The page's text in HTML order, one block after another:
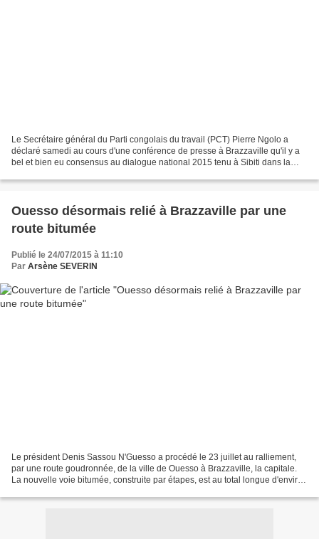
Le Secrétaire général du Parti congolais du travail (PCT) Pierre Ngolo a
déclaré samedi au cours d'une conférence de presse à Brazzaville qu'il y a
bel et bien eu consensus au dialogue national 2015 tenu à Sibiti dans la
Ouesso désormais relié à Brazzaville par une
route bitumée
Publié le 24/07/2015 à 11:10
Par Arsène SEVERIN
Le président Denis Sassou N'Guesso a procédé le 23 juillet au ralliement,
par une route goudronnée, de la ville de Ouesso à Brazzaville, la capitale.
La nouvelle voie bitumée, construite par étapes, est au total longue d'environ